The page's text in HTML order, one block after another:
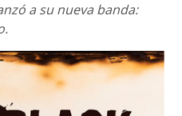
a su nueva banda: